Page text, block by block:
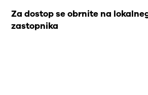
Za dostop se obrnite na
zastopnika